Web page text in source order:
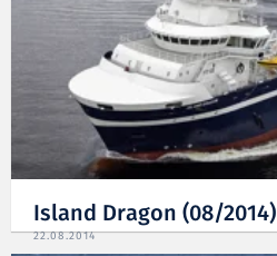
Island Dragon (08/2014)
22.08.2014